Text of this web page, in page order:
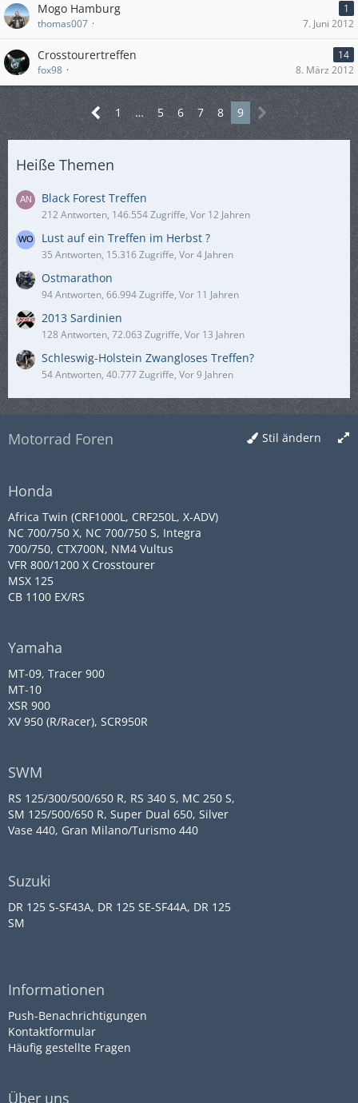
Mogo Hamburg
1
thomas007
7. Juni 2012
Crosstourertreffen
14
fox98
8. März 2012
1 … 5 6 7 8 9
Heiße Themen
Black Forest Treffen
212 Antworten, 146.554 Zugriffe, Vor 12 Jahren
Lust auf ein Treffen im Herbst ?
35 Antworten, 15.316 Zugriffe, Vor 4 Jahren
Ostmarathon
94 Antworten, 66.994 Zugriffe, Vor 11 Jahren
2013 Sardinien
128 Antworten, 72.063 Zugriffe, Vor 13 Jahren
Schleswig-Holstein Zwangloses Treffen?
54 Antworten, 40.777 Zugriffe, Vor 9 Jahren
Stil ändern
Motorrad Foren
Honda
Africa Twin (CRF1000L, CRF250L, X-ADV)
NC 700/750 X, NC 700/750 S, Integra
700/750, CTX700N, NM4 Vultus
VFR 800/1200 X Crosstourer
MSX 125
CB 1100 EX/RS
Yamaha
MT-09, Tracer 900
MT-10
XSR 900
XV 950 (R/Racer), SCR950R
SWM
RS 125/300/500/650 R, RS 340 S, MC 250 S,
SM 125/500/650 R, Super Dual 650, Silver
Vase 440, Gran Milano/Turismo 440
Suzuki
DR 125 S-SF43A, DR 125 SE-SF44A, DR 125
SM
Informationen
Push-Benachrichtigungen
Kontaktformular
Häufig gestellte Fragen
Über uns